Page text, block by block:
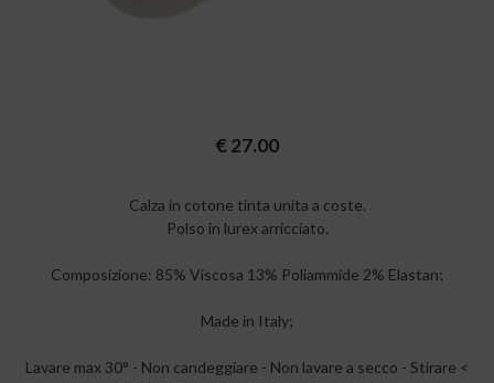
€27.00
Calza in cotone tinta unita a coste.
Polso in lurex arricciato.
Composizione: 85% Viscosa 13% Poliammide 2% Elastan;
Made in Italy;
Lavare max 30° - Non candeggiare - Non lavare a secco - Stirare <